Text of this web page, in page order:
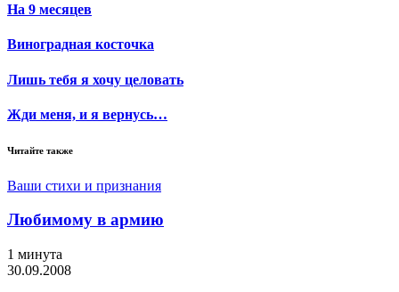
На 9 месяцев
Виноградная косточка
Лишь тебя я хочу целовать
Жди меня, и я вернусь…
Читайте также
Ваши стихи и признания
Любимому в армию
1 минута
30.09.2008